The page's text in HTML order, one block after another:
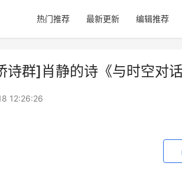
热门推荐 最新更新 编辑推荐
诗群]肖静的诗《‌​与时空对话
12:26:26